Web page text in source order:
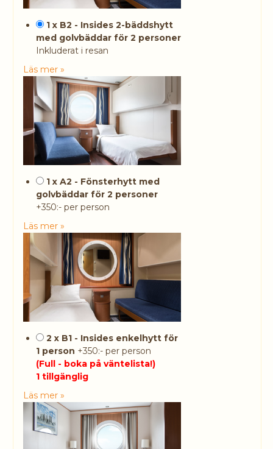
1 x B2 - Insides 2-bäddshytt
med golvbäddar för 2 personer
Inkluderat i resan
Läs mer »
1 x A2 - Fönsterhytt med
golvbäddar för 2 personer
+350:- per person
Läs mer »
2 x B1 - Insides enkelhytt för
1 person +350:- per person
(Full - boka på väntelista!)
1 tillgänglig
Läs mer »